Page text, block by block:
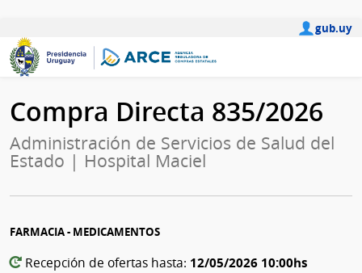
gub.uy
Compra Directa 835/2026
Administración de Servicios de Salud del
Estado | Hospital Maciel
FARMACIA - MEDICAMENTOS
Recepción de ofertas hasta: 12/05/2026 10:00hs